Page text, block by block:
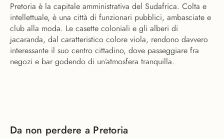
Pretoria è la capitale amministrativa del Sudafrica. Colta e
intellettuale, è una città di funzionari pubblici, ambasciate e
club alla moda. Le casette coloniali e gli alberi di
jacaranda, dal caratteristico colore viola, rendono davvero
interessante il suo centro cittadino, dove passeggiare fra
negozi e bar godendo di un’atmosfera tranquilla.
Da non perdere a Pretoria